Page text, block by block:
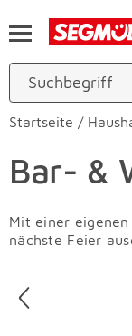
Startseite /
Bar- &
Mit einer
nächste Feier